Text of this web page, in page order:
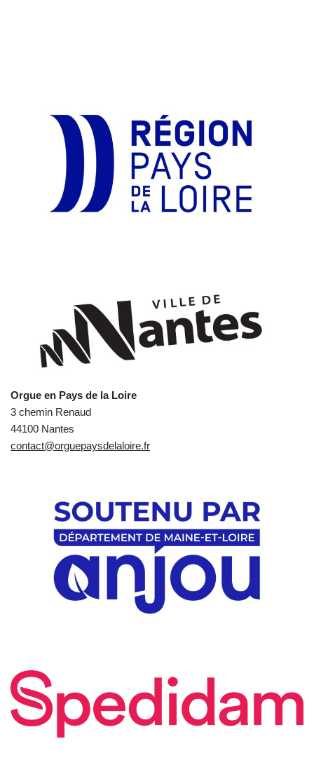
Orgue en Pays de la Loire
3 chemin Renaud
44100 Nantes
contact@orguepaysdelaloire.fr